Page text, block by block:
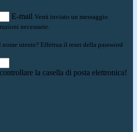
E-mail Verrà inviato un messaggio
necessarie.
utente? Effettua il reset della password
la casella di posta elettronica!